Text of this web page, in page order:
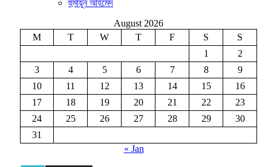
হুমায়ূন আহমেদ
August 2026
M
T W T F S
S
1
2
3
4 5 6 7 8
9
10
11 12 13 14 15
16
17
18 19 20 21 22
23
24
25 26 27 28 29
30
31
« Jan